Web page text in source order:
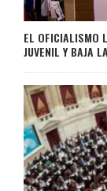
EL OFICIALISMO
JUVENIL Y BAJA